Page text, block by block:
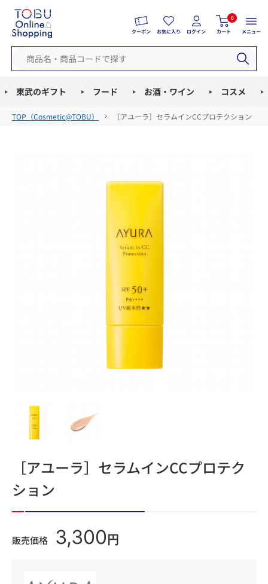
クーポン お気に入り ログイン
0
カート メニュー
東武のギフト フード お酒・ワイン コスメ
TOP（Cosmetic@TOBU） ［アユーラ］セラムインCCプロテクション
［アユーラ］セラムインCCプロテク
ション
販売価格 3,300 円